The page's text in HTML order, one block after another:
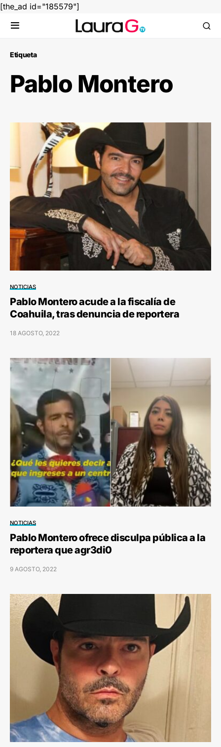
[the_ad id="185579"]
Etiqueta
Pablo Montero
NOTICIAS
Pablo Montero acude a la fiscalía de
Coahuila, tras denuncia de reportera
18 AGOSTO, 2022
NOTICIAS
Pablo Montero ofrece disculpa pública a la
reportera que agr3di0
9 AGOSTO, 2022